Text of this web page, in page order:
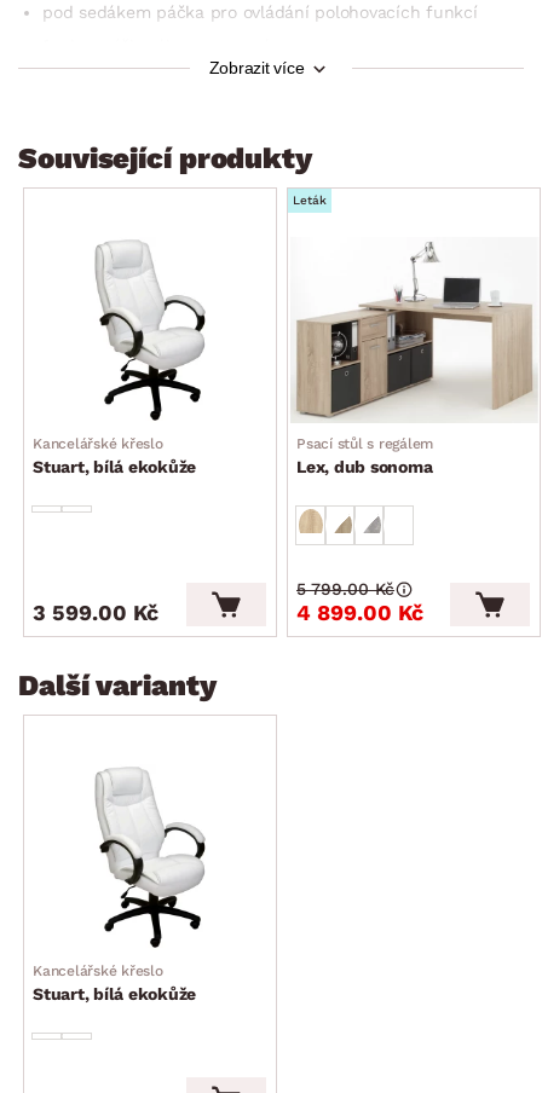
pod sedákem páčka pro ovládání polohovacích funkcí
opěrák nastavitelný na pevnou polohu nebo na
max. doporučená nosnost do 120 kg
Zobrazit více
Související produkty
Kancelářské křeslo
Stuart, bílá ekokůže
3 599.00 Kč
Leták
Psací stůl s regálem
Lex, dub sonoma
4 899.00 Kč
5 799.00 Kč
Další varianty
Kancelářské křeslo
Stuart, bílá ekokůže